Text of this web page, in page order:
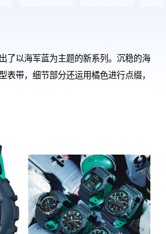
了以海军蓝为主题的新系列。沉稳的海
表带，细节部分还运用橘色进行点缀，